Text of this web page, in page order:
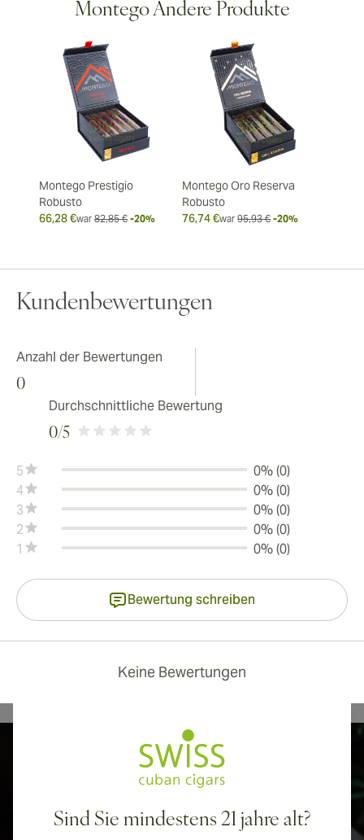
Montego Andere Produkte
Montego Prestigio
Robusto
66,28 €war 82,85 € -20%
Montego Oro Reserva
Robusto
76,74 €war 95,93 € -20%
Kundenbewertungen
Anzahl der Bewertungen
0
Durchschnittliche Bewertung
0/5
5
0% (0)
4
0% (0)
3
0% (0)
2
0% (0)
1
0% (0)
Bewertung schreiben
Keine Bewertungen
Sind Sie mindestens 21 jahre alt?
Finde die perfekte Zigarre basierend
deinen Vorlieben